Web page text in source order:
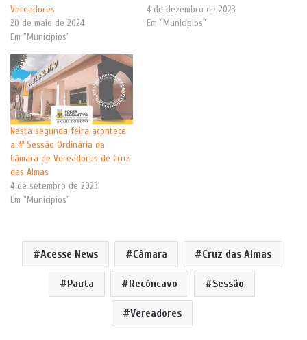
Vereadores
20 de maio de 2024
Em "Municípios"
4 de dezembro de 2023
Em "Municípios"
Nesta segunda-feira acontece
a 4ª Sessão Ordinária da
Câmara de Vereadores de Cruz
das Almas
4 de setembro de 2023
Em "Municípios"
Acesse News Câmara Cruz das Almas
Pauta Recôncavo Sessão
Vereadores